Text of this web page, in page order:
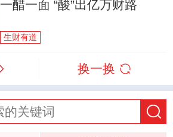
一醋一面 “酸”出亿万财路
生财有道
换一换